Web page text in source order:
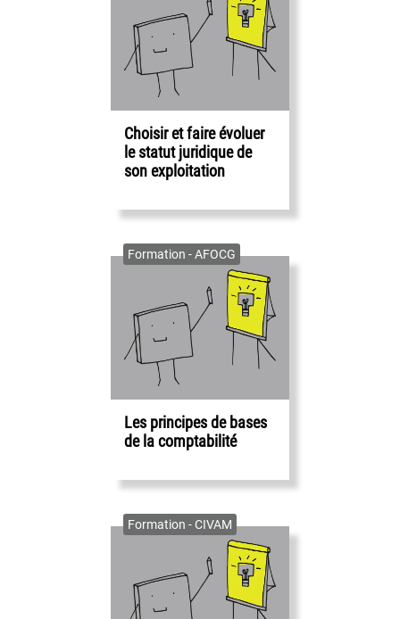
Choisir et faire évoluer
le statut juridique de
son exploitation
Formation - AFOCG
Les principes de bases
de la comptabilité
Formation - CIVAM